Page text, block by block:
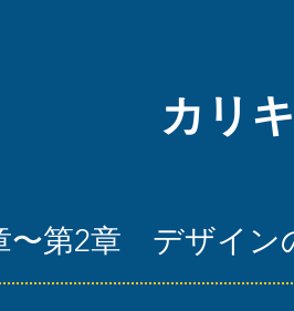
カリ
〜第2章 デザイン